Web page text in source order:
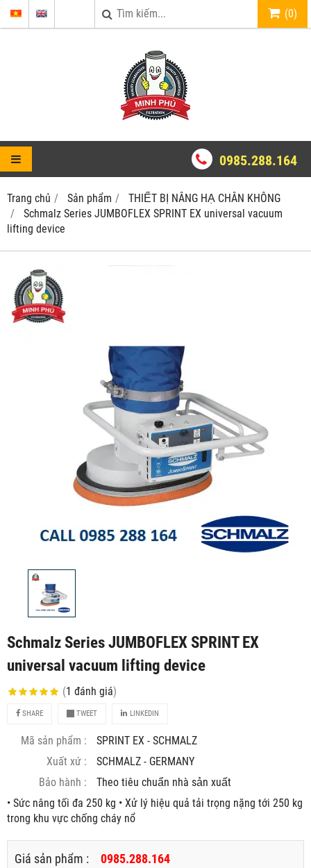
(0)
0985.288.164
Trang chủ Sản phẩm
THIẾT BỊ NÂNG HẠ CHÂN KHÔNG
Schmalz Series JUMBOFLEX SPRINT EX universal vacuum
lifting device
Schmalz Series JUMBOFLEX SPRINT EX
universal vacuum lifting device
(1 đánh giá)
SHARE TWEET LINKEDIN
Mã sản phẩm :
SPRINT EX - SCHMALZ
Xuất xứ :
SCHMALZ - GERMANY
Bảo hành :
Theo tiêu chuẩn nhà sản xuất
• Sức nâng tối đa 250 kg • Xử lý hiệu quả tải trọng nặng tới 250 kg
trong khu vực chống cháy nổ
Giá sản phẩm : 0985.288.164